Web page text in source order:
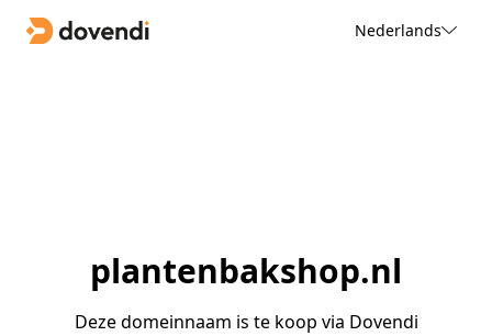
Nederlands
plantenbakshop.nl
Deze domeinnaam is te koop via Dovendi